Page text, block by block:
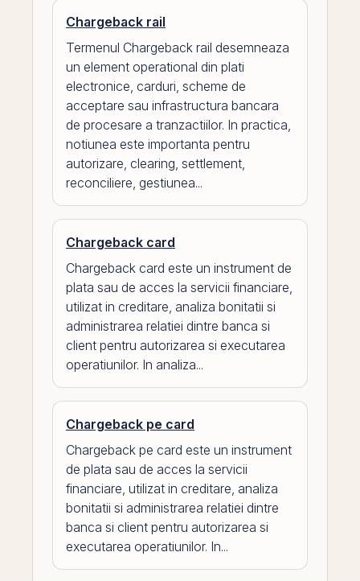
Chargeback rail
Termenul Chargeback rail desemneaza
un element operational din plati
electronice, carduri, scheme de
acceptare sau infrastructura bancara
de procesare a tranzactiilor. In practica,
notiunea este importanta pentru
autorizare, clearing, settlement,
reconciliere, gestiunea...
Chargeback card
Chargeback card este un instrument de
plata sau de acces la servicii financiare,
utilizat in creditare, analiza bonitatii si
administrarea relatiei dintre banca si
client pentru autorizarea si executarea
operatiunilor. In analiza...
Chargeback pe card
Chargeback pe card este un instrument
de plata sau de acces la servicii
financiare, utilizat in creditare, analiza
bonitatii si administrarea relatiei dintre
banca si client pentru autorizarea si
executarea operatiunilor. In...